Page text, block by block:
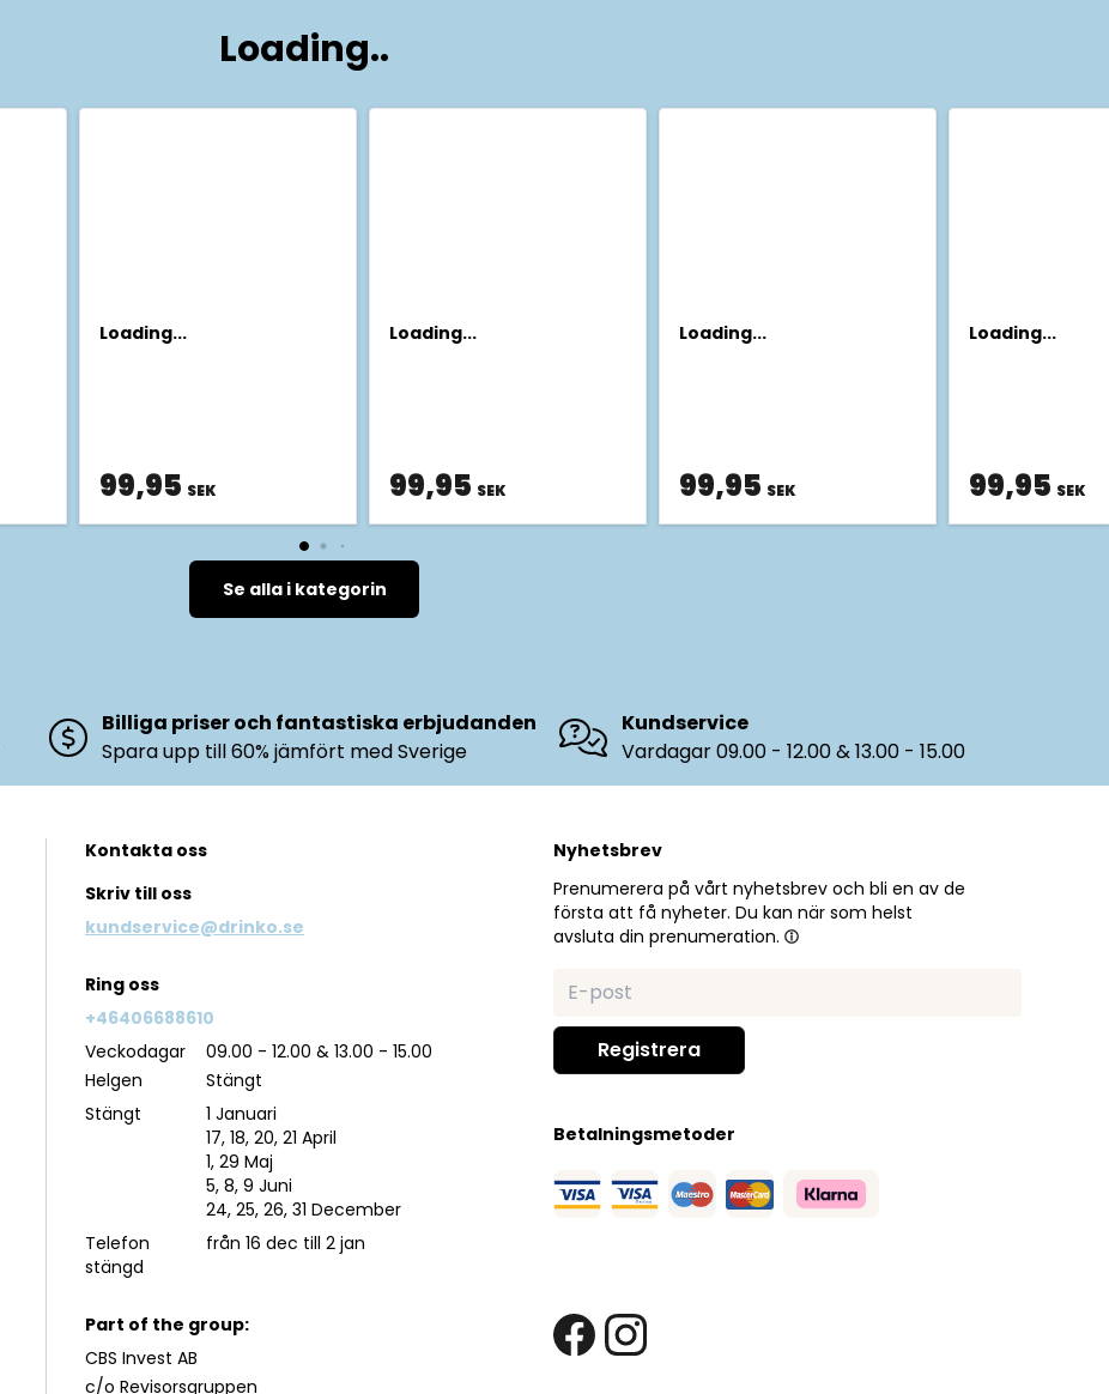
Loading..
Loading...
99,95 SEK
Loading...
99,95 SEK
Loading...
99,95 SEK
Loading...
99,95 SEK
Se alla i kategorin
Billiga priser och fantastiska erbjudanden
Spara upp till 60% jämfört med Sverige
Kundservice
Vardagar 09.00 - 12.00 & 13.00 - 15.00
Kontakta oss
Skriv till oss
kundservice@drinko.se
Ring oss
+46406688610
Veckodagar
09.00 - 12.00 & 13.00 - 15.00
Helgen
Stängt
Stängt
Telefon
stängd
1 Januari
17, 18, 20, 21 April
1, 29 Maj
5, 8, 9 Juni
24, 25, 26, 31 December
från 16 dec till 2 jan
Part of the group:
CBS Invest AB
c/o Revisorsgruppen
Nyhetsbrev
Prenumerera på vårt nyhetsbrev och bli en av de
första att få nyheter. Du kan när som helst
avsluta din prenumeration.
Betalningsmetoder